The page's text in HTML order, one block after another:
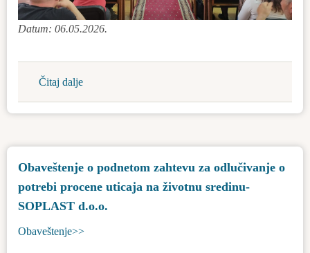
Datum: 06.05.2026.
Čitaj dalje
Dalji
razvoj
Obaveštenje o podnetom zahtevu za odlučivanje o
potrebi procene uticaja na životnu sredinu-
SOPLAST d.o.o.
Obaveštenje>>